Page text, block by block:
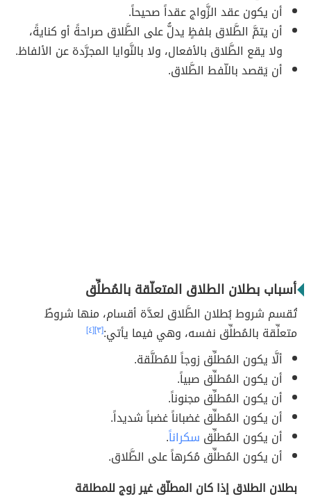
أن يكون عقد الزَّواج عقداً صحيحاً.
أن يتمَّ الطَّلاق بلفظٍ يدلُّ على الطَّلاق صراحةً أو كنايةً،
ولا يقع الطَّلاق بالأفعال، ولا بالنَّوايا المجرَّدة عن الألفاظ.
أن يَقصد باللّفط الطَّلاق.
أسباب بطلان الطلاق المتعلّقة بالمُطلِّق
تُقسم شروط بُطلان الطَّلاق لعدَّة أقسام، منها شروطٌ
متعلِّقة بالمُطلِّق نفسه، وهي فيما يأتي:[٣] [٤]
ألَّا يكون المُطلِّق زوجاً للمُطلَّقة.
أن يكون المُطلِّق صبياً.
أن يكون المُطلِّق مجنوناً.
أن يكون المُطلِّق غضباناً غضباً شديداً.
أن يكون المُطلِّق سكراناً.
أن يكون المُطلِّق مُكرهاً على الطَّلاق.
بطلان الطلاق إذا كان المطلّق غير زوج للمطلقة